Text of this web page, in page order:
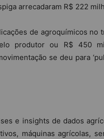
arrecadaram R$ 222
de agroquímicos no
produtor ou R$ 450
se deu para
e insights de dados
máquinas agrícolas,